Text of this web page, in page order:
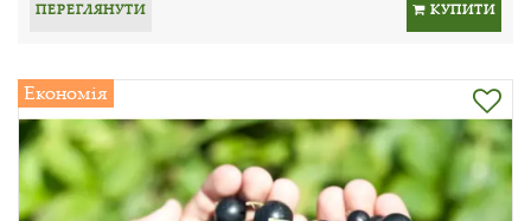
ПЕРЕГЛЯНУТИ КУПИТИ
Економія